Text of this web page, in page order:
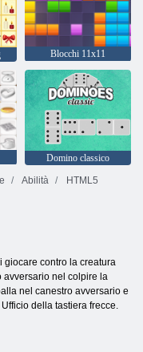
Blocchi 11x11
Domino classico
Abilità HTML5
giocare contro la creatura
avversario nel colpire la
nel canestro avversario e
della tastiera frecce.